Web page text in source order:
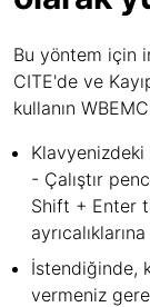
Bu yöntem için
CITE'de ve
kullanın
Klavyenizdeki
- Çalıştır
Shift + Enter
İstendiğinde,
vermeniz